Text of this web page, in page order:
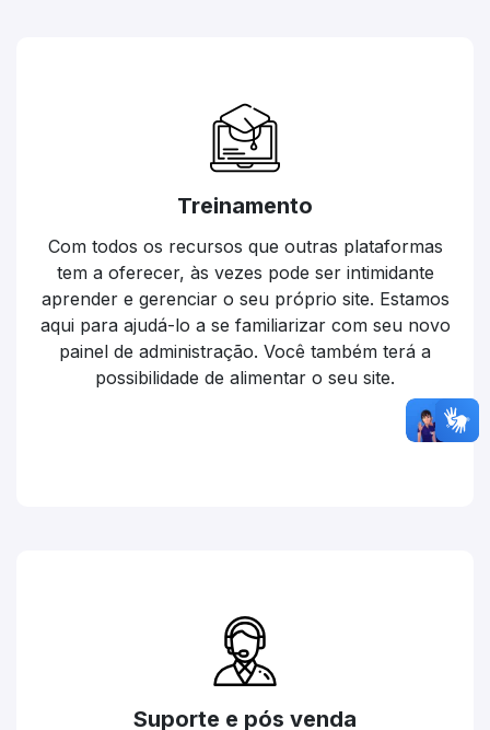
Treinamento
Com todos os recursos que outras plataformas
tem a oferecer, às vezes pode ser intimidante
aprender e gerenciar o seu próprio site. Estamos
aqui para ajudá-lo a se familiarizar com seu novo
painel de administração. Você também terá a
possibilidade de alimentar o seu site.
Suporte e pós venda